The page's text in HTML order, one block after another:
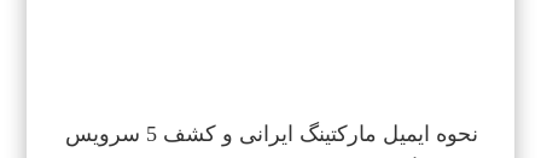
نحوه ایمیل مارکتینگ ایرانی و کشف 5 سرویس